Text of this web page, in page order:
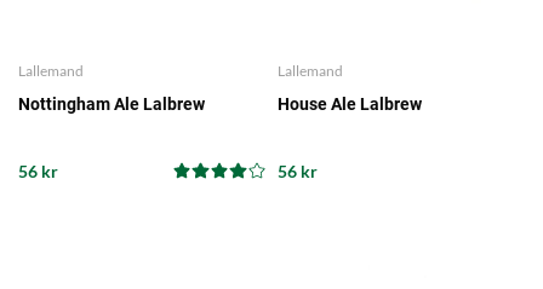
Lallemand
Nottingham Ale Lalbrew
56 kr
Lallemand
House Ale Lalbrew
56 kr